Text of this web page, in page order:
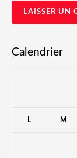
Calendrier
L M